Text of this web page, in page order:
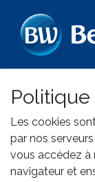
Les cookies
par nos
vous accédez à
navigateur et